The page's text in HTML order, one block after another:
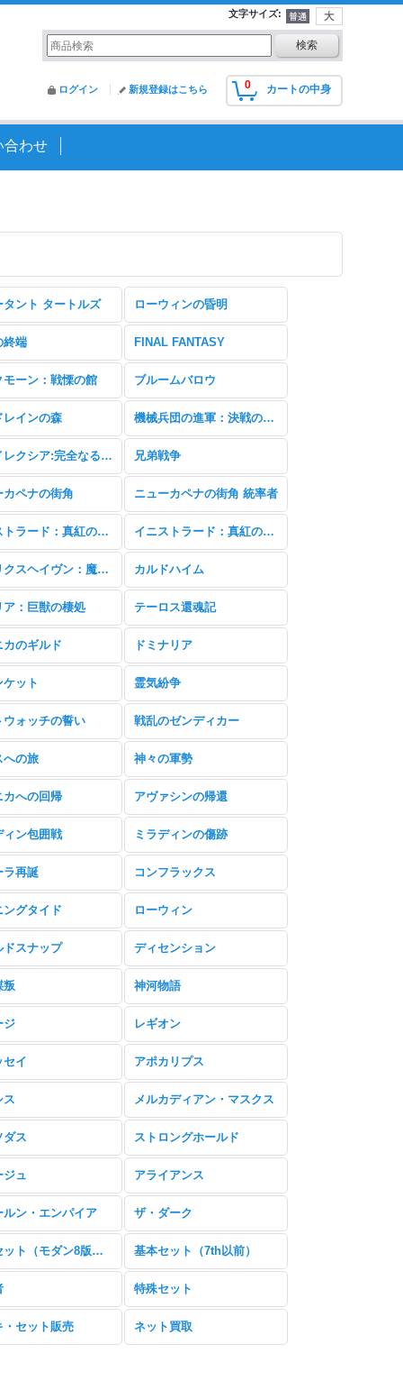
文字サイズ:
0 カートの中身
ログイン 新規登録はこちら
合わせ
タント タートルズ ローウィンの昏明
終端 FINAL FANTASY
モーン：戦慄の館 ブルームバロウ
レインの森 機械兵団の進軍：決戦の後に
ファイレクシア:完全なる統一 統率者 兄弟戦争
カペナの街角 ニューカペナの街角 統率者
イニストラード：真紅の契り イニストラード：真紅の契り 統率者
ストリクスヘイヴン：魔法学院 カルドハイム
ア：巨獣の棲処 テーロス還魂記
カのギルド ドミナリア
ケット 霊気紛争
ウォッチの誓い 戦乱のゼンディカー
への旅 神々の軍勢
カへの回帰 アヴァシンの帰還
ィン包囲戦 ミラディンの傷跡
ラ再誕 コンフラックス
ングタイド ローウィン
ドスナップ ディセンション
叛 神河物語
ジ レギオン
セイ アポカリプス
ス メルカディアン・マスクス
ダス ストロングホールド
ジュ アライアンス
ルン・エンパイア ザ・ダーク
基本セット（モダン8版以降） 基本セット（7th以前）
特殊セット
・セット販売 ネット買取